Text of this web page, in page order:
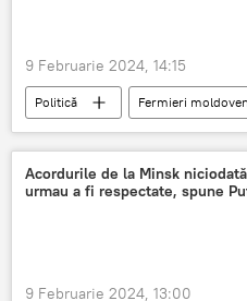
9 Februarie 2024, 14:15
Politică Fermieri
Acordurile de la Minsk
urmau a fi respectate, spune
9 Februarie 2024, 13:00